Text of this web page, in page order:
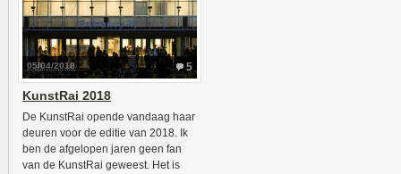
5
05/04/2018
KunstRai 2018
De KunstRai opende vandaag haar
deuren voor de editie van 2018. Ik
ben de afgelopen jaren geen fan
van de KunstRai geweest. Het is